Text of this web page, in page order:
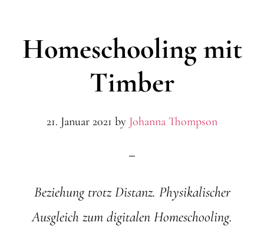
Homeschooling mit
Timber
21. Januar 2021 by Johanna Thompson
Beziehung trotz Distanz. Physikalischer
Ausgleich zum digitalen Homeschooling.